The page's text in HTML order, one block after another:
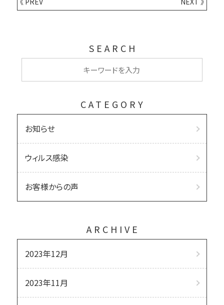
SEARCH
CATEGORY
お知らせ
ウィルス感染
お客様からの声
ARCHIVE
2023年12月
2023年11月